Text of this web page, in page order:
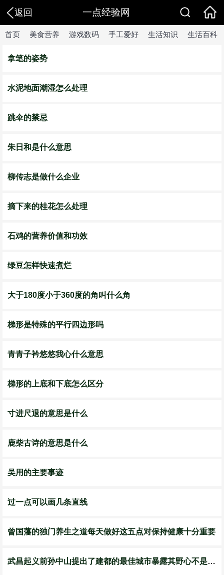
返回 一点经验网
首页 美食营养 游戏数码 手工爱好 生活知识 生活百科
拿笔的姿势
水泥地面潮湿怎么处理
跳伞的禁忌
朱日和是什么意思
柳传志是做什么企业
摘下来的桂花怎么处理
石鸡的营养价值和功效
绿豆怎样快速煮烂
大于180度小于360度的角叫什么角
梯形是特殊的平行四边形吗
青青子衿悠悠我心什么意思
梯形的上底和下底怎么区分
寸进尺退的意思是什么
鹿柴古诗的意思是什么
吴用的主要事迹
过一点可以画几条直线
曾国藩的独门养生之道每天做好这五点对保持健康十分重要
武昌起义前孙中山提出了建都的最佳城市暴露其野心不是南京